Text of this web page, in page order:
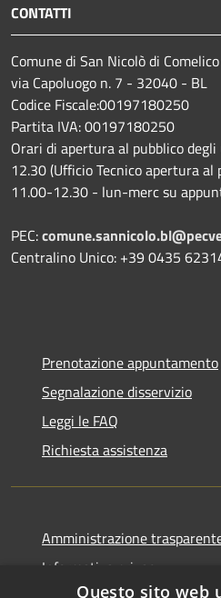
CONTATTI
Comune di San Nicolò di Comelico
via Capoluogo n. 7 - 32040 - BL
Codice Fiscale:00197180250
Partita IVA: 00197180250
Orari di apertura al pubblico
12.30 (Ufficio Tecnico apertura al
11.00-12.30 - lun-merc su
PEC:
Centralino Unico: +39 0435
Prenotazione appuntamento
Segnalazione disservizio
Leggi le FAQ
Richiesta assistenza
Amministrazione
Informativa privacy
Questo sito web